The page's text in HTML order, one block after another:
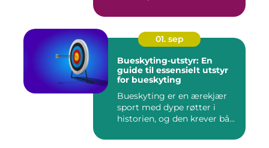
01. sep
Bueskyting-utstyr: En
guide til essensielt utstyr
for bueskyting
Bueskyting er en ærekjær
sport med dype røtter i
historien, og den krever bå...